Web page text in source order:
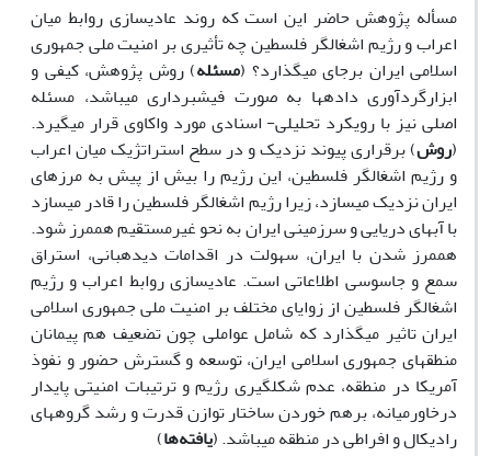
مسأله پژوهش حاضر این است که روند عادی­سازی روابط میان
اعراب و رژیم اشغال­گر فلسطین چه تأثیری بر امنیت ملی جمهوری
اسلامی ایران برجای می­گذارد؟ (مسئله) روش پژوهش، کیفی و
ابزارگردآوری داده­ها به ­صورت فیش­برداری می­باشد، مسئله
اصلی نیز با رویکرد تحلیلی- اسنادی مورد واکاوی قرار می­­گیرد.
(روش) برقراری پیوند نزدیک و در سطح استراتژیک میان اعراب
و رژیم اشغال­گر فلسطین، این رژیم را بیش از پیش به مرزهای
ایران نزدیک می­سازد، زیرا رژیم اشغال­گر فلسطین را قادر می­سازد
با آب­های دریایی و سرزمینی ایران به ­نحو غیرمستقیم هم­مرز شود.
هم­مرز شدن با ایران، سهولت در اقدامات دیده­بانی، استراق
سمع و جاسوسی اطلاعاتی است. عادی­سازی روابط اعراب و رژیم
اشغال­گر فلسطین از زوایای مختلف بر امنیت ملی جمهوری اسلامی
ایران تاثیر می­گذارد که شامل عواملی چون تضعیف هم پیمانان
منطقه­ای جمهوری اسلامی ایران، توسعه و گسترش حضور و نفوذ
آمریکا در منطقه، عدم شکل­گیری رژیم و ترتیبات امنیتی پایدار
درخاورمیانه، برهم خوردن ساختار توازن قدرت و رشد گروه­های
رادیکال و افراطی در منطقه می­باشد. (یافته‌­ها)